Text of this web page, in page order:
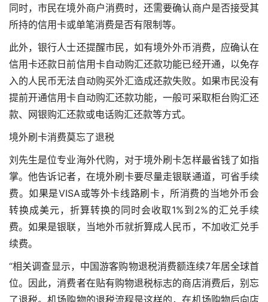
同时，市民在境外商户消费时，还需要确认商户是否接受其
所持的信用卡或单笔消费是否有限制等。
此外，银行人士还提醒市民，如有境外外币消费，应确认在
信用卡还款日前信用卡自动购汇还款功能已经开通，以免存
入的人民币无法自动购买外汇造成还款失败。如果市民没有
提前开通信用卡自动购汇还款功能，一般可采取柜台购汇还
款、网银购汇还款或电话购汇还款等方式。
境外刷卡消费莫忘了退税
刘先生是位专业海外代购，对于境外刷卡怎样最省钱了如指
掌。他告诉记者，在境外刷卡要尽量走银联通道，可省手续
费。如果是VISA或等外卡线路刷卡，所消费的当地外币会
转换成美元，折算转换的同时会收取1%到2%的汇兑手续
费。如果是银联，当地外币就折算成人民币，不加收汇兑手
续费。
“相关调查显示，中国游客购物退税消费额连续7年居全球首
位。因此，消费者在贴有购物退税标志的商店消费后，别忘
了退税。机场购物的退税流程是这样的，在机场购物后向店